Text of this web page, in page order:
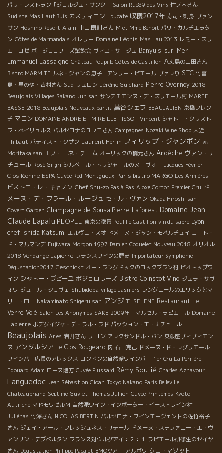
パリ・レストラン「ジョルジュ・サンク」
Salon Rue89 des Vins 竹ノ内さん
Sudiste Mas Haut Buis カスティヨン Loucate 収穫2017年 寿司・刺身 ヴァン
サン Hoshino Resort Alain 中山良則さん M et Mme Benoit パリ・カルチエラタ
ン Côtes de Marmandais オレリー Domaine Léonis Mas Lau 2013 レミー・スリ
エ ロゼ ボージョロワーズ試飲会 ヴィユ・サージュ Banyuls-sur-Mer
Emmanuel Lassaigne Château Poupille Côtes de Castillon 八丈島の山田さん
Bistro MARMITE ルネ・ジャンの息子 アンリー・ピエール ヴァレり STC 竹富
島・星のや・吉村さん Sud リュロン Jérôme Guichard Pierre Overnoy 2018
Beaujolais Villages Sakano Jun san サンテチエンヌ・デ・ズリエール村 MAREE
BASSE 2018 Beaujolais Nouveaux partis 萬谷シェフ BEAUJALIEN 京橋フレン
チ マコン DOMAINE ANDRE ET MIREILLE TISSOT Vincent シャトー・クリスト
フ・ペイリュルス バルセロナのユウコさん Campagnes Nozaki Wine Shop 大近
Thibaut バティスト・クザン Laurent Herlin フィリップ・ジャンボン 赤
Moritaka san エノ・コネ・チーム オーリックの橋元さん Ardèche ヴァン・ナ
チュール Rosé Grigri シルベール・トリシャールのヌーヴォー Jacques Février
Clos léonine ESPA Cuvée Red Montgueux Paris bistro MARGO Les Armières
ビストロ・レ・キャノン Chef Shu-zo Pas à Pas Aloxe Corton Premier Cru ド
メーヌ・デ・フラール・ルージュ セ・ル・ヴァン Okada Hiroshi san
Covert Garden Champagne de Sousa Pierre Laforest Domaine Jean-
Claude Lapalu PEOPLE 東京の夜景 Poulille Castillon vin du sabre Lyon
chef Ishida Katsumi エルヴェ・スオ ドメーヌ・ジャン・モペルチュイ コート・
ド・マルマンデ Fujiwara Morgon 1997 Damien Coquelet Nouveau 2018 オリオル
2018 Vendange Lapierre フランスワインの歴史 Importateur Symphonie
Dégustation2017 Geschickt オー・ラングドックのロックブラン村 ビオトップワ
イン シャトー・プピーユ ボジョロワーズ Bistro Coinstot Vino ジュラ・サヴ
ォワ ジュール・ショヴェ Shubidoba village Jasniers ラングロールのエリックとマ
リー・ロー Nakaminato Shigeru san アンジェ SELENE Restaurant Le
Verre Volé Salon Les Anonymes SAKE 2009年 マルセル・ラピエール Domaine
Lapierre ボデグイジャ・デ・ラル・ラド パッション・エ・ナチュール
Beaujolais Arles 岩井さん リヨン アレクサンドル・バン 東銀座ヴィヴィエン
ヌ アンダルシア Le Clos Rougeard 肉 石田克己 ドメーヌ・ド・レグリエール
ワインバー店長のアレックス ロンドンの自然派ワインバー 1er Cru La Perrière
Edouard Adam ローヌ地方 Cuvée Plussard Rémy Soulié Charles Aznavour
Languedoc Jean Sébastion Gioan Tokyo Nakano Paris Belleville
Chateaubriand Septime Guy et Thomas Jullien Cuvee Printemps Kyoto
Autriche マドモワゼルＭ 自然派ワイン・インポーター・イーストライン社
Juliénas 竹澤さん NICOLAS BERTIN バルセロナ・ワインエージェントの佐竹裕子
さん ジェイ・アール・フレッシュネス・リテール ドメーヌ・ステファニー・エ・ヴ
ァンサン・デブベルタン フランス対ウルグアイ：２：１ ラピエール研修生のセイヤ
さん Dégustation Philippe Pacalet BMOツアー アルボワ クロ・マソット